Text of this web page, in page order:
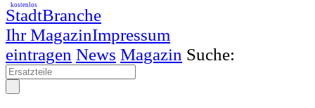
StadtBranche
Ihr MagazinImpressum
kostenlos
eintragen News Magazin Suche: